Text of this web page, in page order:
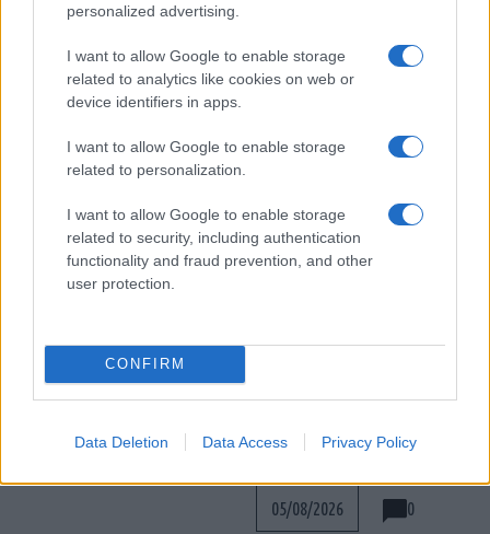
personalized advertising.
I want to allow Google to enable storage
related to analytics like cookies on web or
device identifiers in apps.
I want to allow Google to enable storage
related to personalization.
I want to allow Google to enable storage
related to security, including authentication
functionality and fraud prevention, and other
user protection.
CONFIRM
Data Deletion Data Access Privacy Policy
Το τέλος ενός Falcon
με επιστημονική αξία
Τραγικό ρεκόρ, ο
από το 2022 στον
Ουκρανίας
05/08/2026 0